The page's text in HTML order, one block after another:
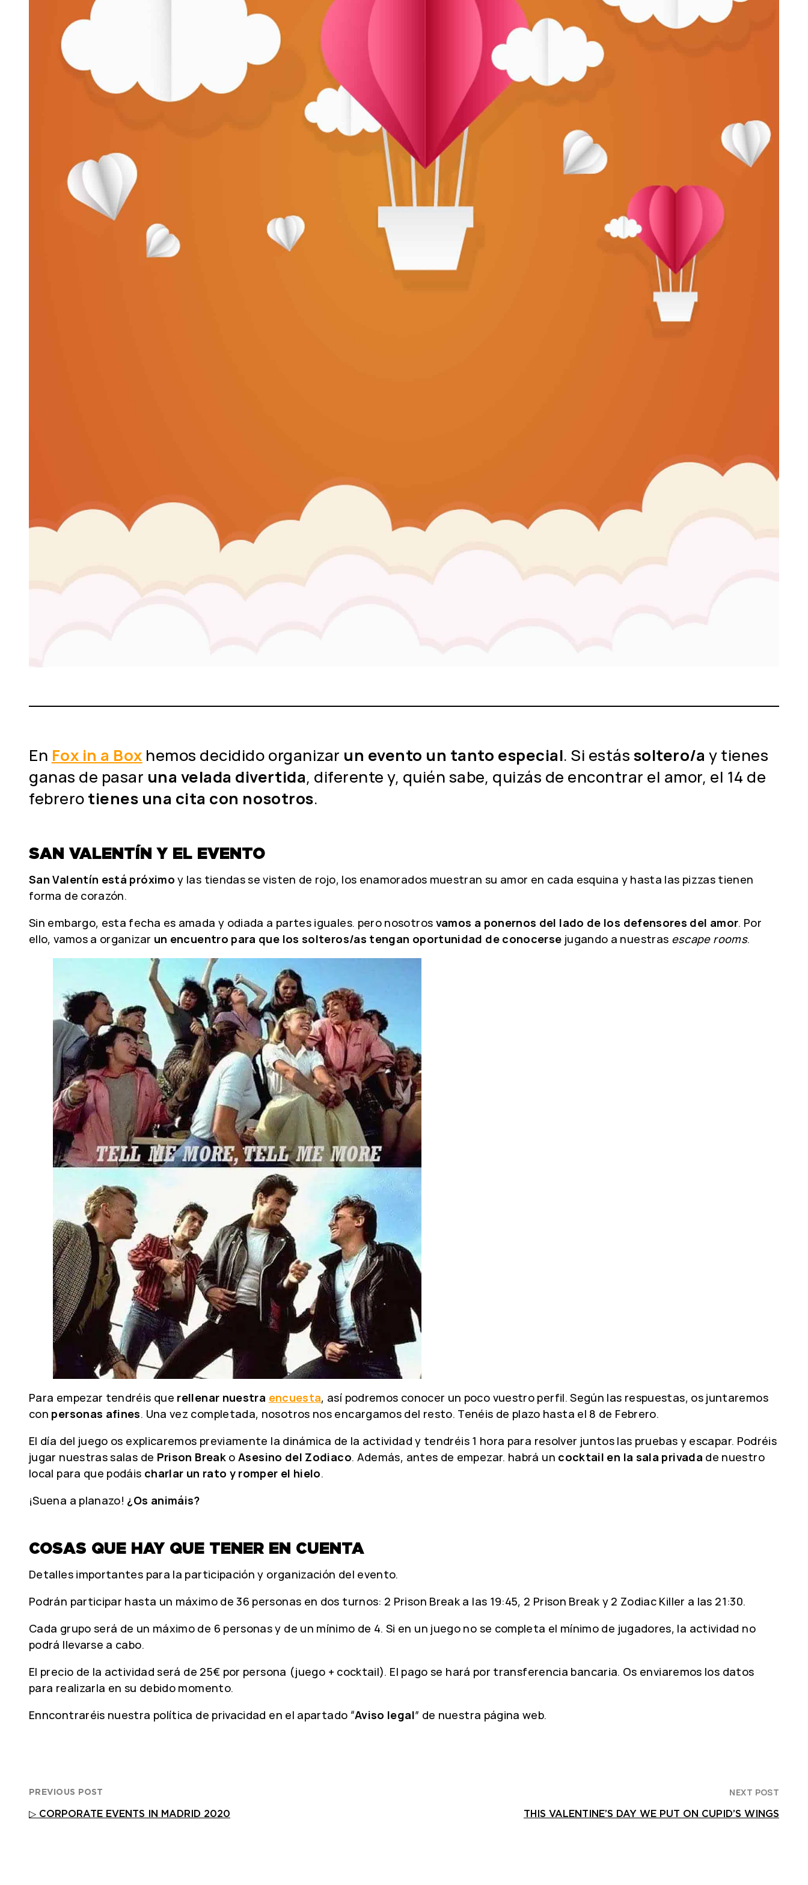
En Fox in a Box hemos decidido organizar un evento un tanto especial. Si estássoltero/a y tienes
ganas de pasar una velada divertida, diferente y, quién sabe, quizás de encontrar el amor, el 14 de
febrerotienes una cita con nosotros.
SAN VALENTÍN Y EL EVENTO
San Valentín está próximo y las tiendas se visten de rojo, los enamorados muestran su amor en cada esquina y hasta las pizzas tienen
forma de corazón.
Sin embargo, esta fecha es amada y odiada a partes iguales. pero nosotros vamos a ponernos del lado de los defensores del amor. Por
ello, vamos a organizar un encuentro para que los solteros/as tengan oportunidad de conocerse jugando a nuestras escape rooms.
Para empezar tendréis que rellenar nuestra encuesta, así podremos conocer un poco vuestro perfil. Según las respuestas, os juntaremos
con personas afines. Una vez completada, nosotros nos encargamos del resto. Tenéis de plazo hasta el 8 de Febrero.
El día del juego os explicaremos previamente la dinámica de la actividad y tendréis 1 hora para resolver juntos las pruebas y escapar. Podréis
jugar nuestras salas de Prison BreakoAsesino del Zodiaco. Además, antes de empezar. habrá un cocktail en la sala privada de nuestro
local para que podáis charlar un rato y romper el hielo.
¡Suena a planazo! ¿Os animáis?
COSAS QUE HAY QUE TENER EN CUENTA
Detalles importantes para la participación y organización del evento.
Podrán participar hasta un máximo de 36 personas en dos turnos: 2 Prison Break a las 19:45, 2 Prison Break y 2 Zodiac Killer a las 21:30.
Cada grupo será de un máximo de 6 personas y de un mínimo de 4. Si en un juego no se completa el mínimo de jugadores, la actividad no
podrá llevarse a cabo.
El precio de la actividad será de 25€ por persona (juego + cocktail). El pago se hará por transferencia bancaria. Os enviaremos los datos
para realizarla en su debido momento.
Enncontraréis nuestra política de privacidad en el apartado “Aviso legal” de nuestra página web.
PREVIOUS POST
▷ CORPORATE EVENTS IN MADRID 2020
NEXT POST
THIS VALENTINE’S DAY WE PUT ON CUPID’S WINGS